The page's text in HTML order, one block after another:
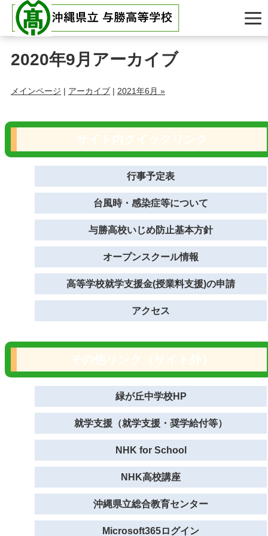
2020年9月アーカイブ
メインページ | アーカイブ | 2021年6月 »
行事予定表
台風時・感染症等について
与勝高校いじめ防止基本方針
オープンスクール情報
高等学校就学支援金(授業料支援)の申請
アクセス
緑が丘中学校HP
就学支援（就学支援・奨学給付等）
NHK for School
NHK高校講座
沖縄県立総合教育センター
Microsoft365ログイン